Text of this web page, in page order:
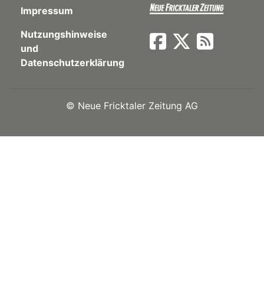
App
Impressum
Nutzungshinweise
und
Datenschutzerklärung
© Neue Fricktaler Zeitung AG